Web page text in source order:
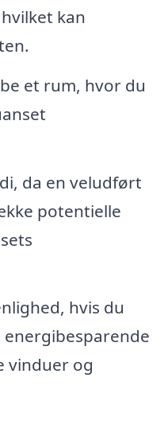
kan
et rum, hvor du
da en veludført
potentielle
hvis du
vinduer og